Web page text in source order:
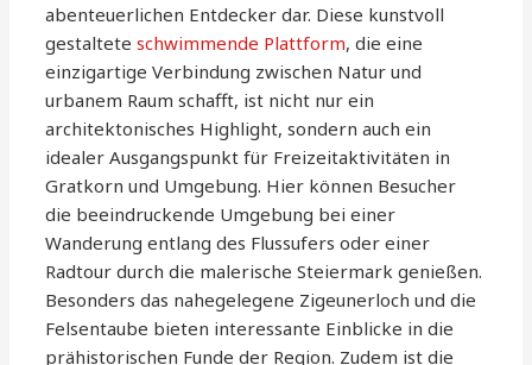
abenteuerlichen Entdecker dar. Diese kunstvoll
gestalteteschwimmende Plattform, die eine
einzigartige Verbindung zwischen Natur und
urbanem Raum schafft, ist nicht nur ein
architektonisches Highlight, sondern auch ein
idealer Ausgangspunkt für Freizeitaktivitäten in
Gratkorn und Umgebung. Hier können Besucher
die beeindruckende Umgebung bei einer
Wanderung entlang des Flussufers oder einer
Radtour durch die malerische Steiermark genießen.
Besonders das nahegelegene Zigeunerloch und die
Felsentaube bieten interessante Einblicke in die
prähistorischen Funde der Region. Zudem ist die